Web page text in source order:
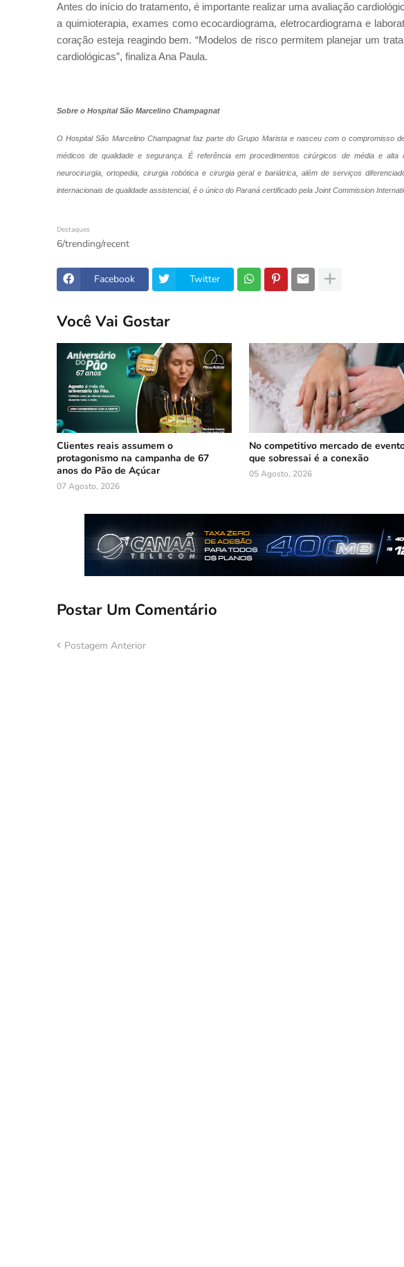
Antes do início do tratamento, é importante realizar uma avaliação
a quimioterapia, exames como ecocardiograma, eletrocardiograma e
coração esteja reagindo bem. “Modelos de risco permitem planejar um
cardiológicas”, finaliza Ana Paula.
Sobre o Hospital São Marcelino Champagnat
O Hospital São Marcelino Champagnat faz parte do Grupo Marista e nasceu com o compromisso
médicos de qualidade e segurança. É referência em procedimentos cirúrgicos de média e alta
neurocirurgia, ortopedia, cirurgia robótica e cirurgia geral e bariátrica, além de serviços
internacionais de qualidade assistencial, é o único do Paraná certificado pela Joint Commission
Destaques
6/trending/recent
Facebook Twitter
Você Vai Gostar
Clientes reais assumem o
protagonismo na campanha de 67
anos do Pão de Açúcar
07 Agosto, 2026
No competitivo mercado de
que sobressai é a conexão
05 Agosto, 2026
Postar Um Comentário
Postagem Anterior